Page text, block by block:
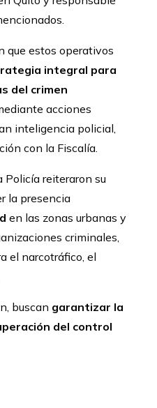
que estos operativos
integral para
del crimen
acciones
inteligencia policial,
con la Fiscalía.
Policía reiteraron su
la presencia
en las zonas urbanas y
criminales,
el narcotráfico, el
buscan garantizar la
del control